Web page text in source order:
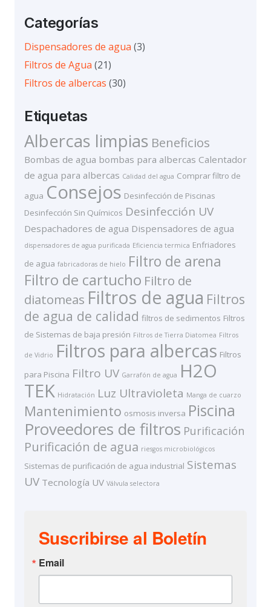
Categorías
Dispensadores de agua (3)
Filtros de Agua (21)
Filtros de albercas (30)
Etiquetas
Albercas limpias Beneficios
Bombas de agua bombas para albercas Calentador
de agua para albercas Calidad del agua Comprar filtro de
agua Consejos Desinfección de Piscinas
Desinfección Sin Químicos Desinfección UV
Despachadores de agua Dispensadores de agua
dispensadores de agua purificada Eficiencia termica Enfriadores
de agua fabricadoras de hielo Filtro de arena
Filtro de cartucho Filtro de
diatomeas Filtros de agua Filtros
de agua de calidad filtros de sedimentos Filtros
de Sistemas de baja presión Filtros de Tierra Diatomea Filtros
de Vidrio Filtros para albercas Filtros
para Piscina Filtro UV Garrafón de agua H2O
TEK Hidratación Luz Ultravioleta Manga de cuarzo
Mantenimiento osmosis inversa Piscina
Proveedores de filtros Purificación
Purificación de agua riesgos microbiológicos
Sistemas de purificación de agua industrial Sistemas
UV Tecnología UV Válvula selectora
Suscribirse al Boletín
Email